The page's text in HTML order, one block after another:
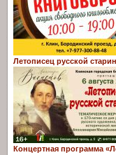
Летописец русской
Концертная программа